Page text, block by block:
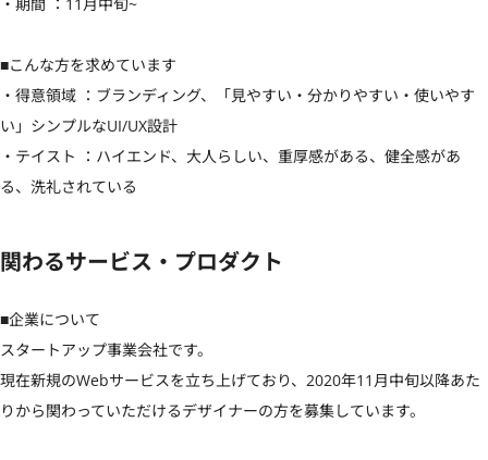
■こんな方を求めています
・得意領域 ：ブランディング、「見やすい・分かりやすい・使いやす
い」シンプルなUI/UX設計
・テイスト ：ハイエンド、大人らしい、重厚感がある、健全感があ
る、洗礼されている
関わるサービス・プロダクト
■企業について
スタートアップ事業会社です。
現在新規のWebサービスを立ち上げており、2020年11月中旬以降あた
りから関わっていただけるデザイナーの方を募集しています。